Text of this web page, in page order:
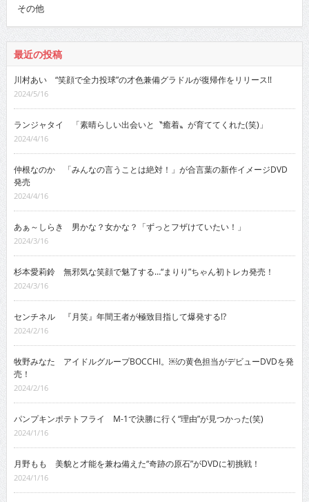
その他
最近の投稿
川村あい “笑顔で全力投球”の才色兼備グラドルが復帰作をリリース!!
2024/5/16
ランジャタイ 「素晴らしい出会いと〝癒着〟が育ててくれた(笑)」
2024/4/16
仲根なのか 「みんなの言うことは絶対！」が合言葉の新作イメージDVD
発売
2024/4/16
あぁ～しらき 男かな？女かな？「ずっとフザけていたい！」
2024/3/16
杉本愛莉鈴 無邪気な笑顔で魅了する…“まりり”ちゃん初トレカ発売！
2024/3/16
センチネル 『月笑』年間王者が極致目指して爆発する!?
2024/2/16
牧野みなた アイドルグループBOCCHI。￼の黄色担当がデビューDVDを発
売！
2024/2/16
パンプキンポテトフライ M-1で決勝に行く“理由”が見つかった(笑)
2024/1/16
月野もも 美貌と才能を兼ね備えた“奇跡の原石”がDVDに初挑戦！
2024/1/16